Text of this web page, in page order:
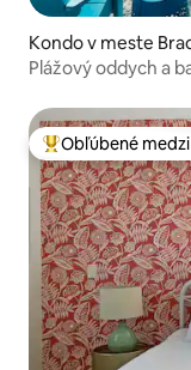
Kondo v meste
Plážový oddych a
Najobľúbenejšie
Obľúbené